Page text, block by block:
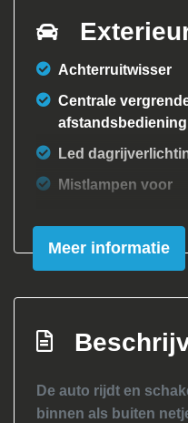
Achterruitwisser
Centrale
afstandsbediening
Led
Mistlampen voor
Overige
Apple carplay
Meer informatie
De auto rijdt en
binnen als buiten